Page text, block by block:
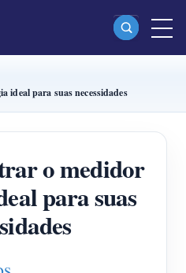
energia Wi-Fi (WEM3080T)
energia Wi-Fi (WEM3046T)
energia Wi-Fi (WEM3050T)
WiFi
ideal para suas necessidades
o medidor
para suas